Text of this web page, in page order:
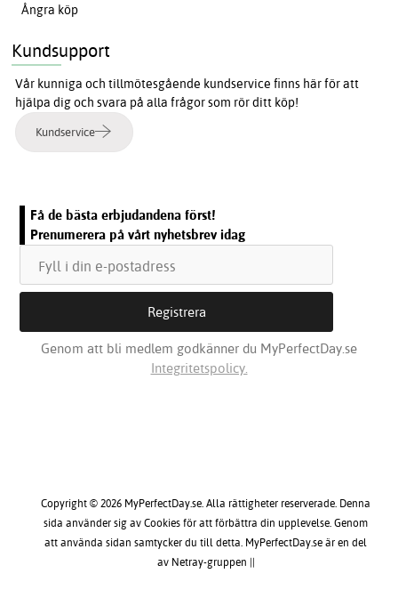
Ångra köp
Kundsupport
Vår kunniga och tillmötesgående kundservice finns här för att
hjälpa dig och svara på alla frågor som rör ditt köp!
Kundservice
Få de bästa erbjudandena först!
Prenumerera på vårt nyhetsbrev idag
Genom att bli medlem godkänner du MyPerfectDay.se
Integritetspolicy.
Copyright © 2026 MyPerfectDay.se. Alla rättigheter reserverade. Denna
sida använder sig av Cookies för att förbättra din upplevelse. Genom
att använda sidan samtycker du till detta. MyPerfectDay.se är en del
av Netray-gruppen ||